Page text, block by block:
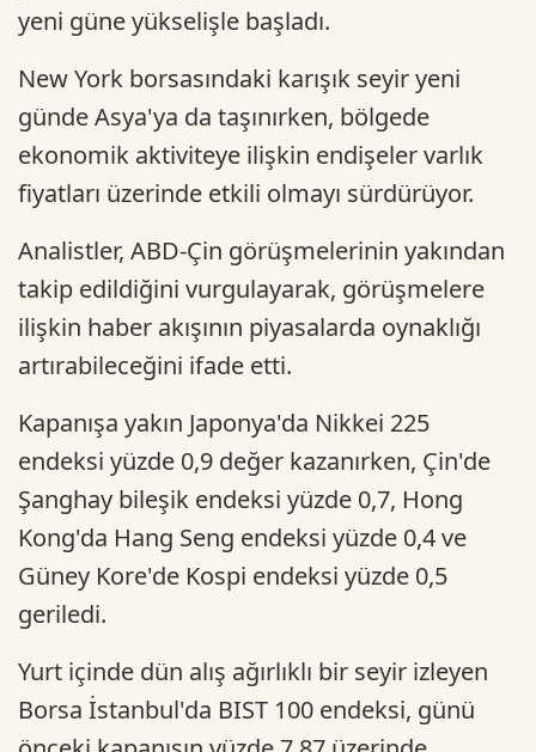
yeni güne yükselişle başladı.
New York borsasındaki karışık seyir yeni
günde Asya'ya da taşınırken, bölgede
ekonomik aktiviteye ilişkin endişeler varlık
fiyatları üzerinde etkili olmayı sürdürüyor.
Analistler, ABD-Çin görüşmelerinin yakından
takip edildiğini vurgulayarak, görüşmelere
ilişkin haber akışının piyasalarda oynaklığı
artırabileceğini ifade etti.
Kapanışa yakın Japonya'da Nikkei 225
endeksi yüzde 0,9 değer kazanırken, Çin'de
Şanghay bileşik endeksi yüzde 0,7, Hong
Kong'da Hang Seng endeksi yüzde 0,4 ve
Güney Kore'de Kospi endeksi yüzde 0,5
geriledi.
Yurt içinde dün alış ağırlıklı bir seyir izleyen
Borsa İstanbul'da BIST 100 endeksi, günü